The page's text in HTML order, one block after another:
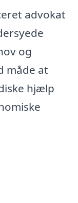
advokat
og
måde at
hjælp